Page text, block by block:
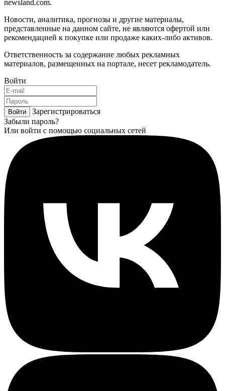
newsland.com.
Новости, аналитика, прогнозы и другие материалы,
представленные на данном сайте, не являются офертой или
рекомендацией к покупке или продаже каких-либо активов.
Ответственность за содержание любых рекламных
материалов, размещенных на портале, несет рекламодатель.
Войти
Войти
Зарегистрироваться
Забыли пароль?
Или войти с помощью социальных сетей